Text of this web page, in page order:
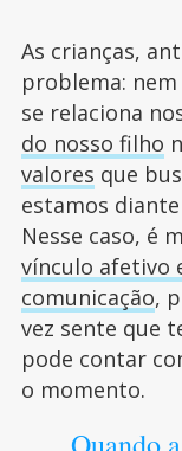
As crianças,
problema:
se relaciona
do nosso filho
valores que
estamos
Nesse caso, é
vínculo afetivo
comunicação,
vez sente que
pode contar
o momento.